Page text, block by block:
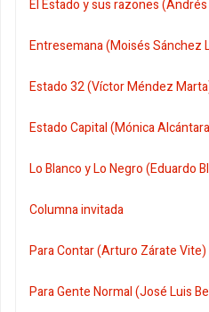
El Estado y sus razones
Entresemana (Moisés Sánchez
Estado 32 (Víctor Méndez
Estado Capital (Mónica
Lo Blanco y Lo Negro (Eduardo
Columna invitada
Para Contar (Arturo Zárate Vite)
Para Gente Normal (José Luis